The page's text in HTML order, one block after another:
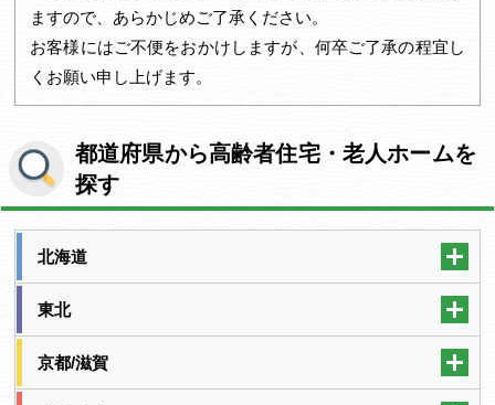
ますので、あらかじめご了承ください。
お客様にはご不便をおかけしますが、何卒ご了承の程宜し
くお願い申し上げます。
都道府県から高齢者住宅・老人ホームを
探す
北海道
東北
京都/滋賀